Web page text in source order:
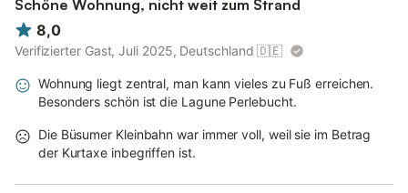
Gastgeber für 22,-- € pro Person gestellt werden (nur
Handtücher: 5,50 € pro Person; nur Bettwäsche: 16,50 € pro
Person). Bitte melden Sie dies vorab beim Schlüsselhalter an.
leider nicht gestattet. Bitte beachten Sie, dass es sich um eine
Nichtraucher-Ferienwohnung handelt.
Schöne Wohnung, nicht weit zum Strand
8,0
Verifizierter Gast, Juli 2025, Deutschland 🇩🇪
Wohnung liegt zentral, man kann vieles zu Fuß erreichen.
Besonders schön ist die Lagune Perlebucht.
Die Büsumer Kleinbahn war immer voll, weil sie im Betrag
der Kurtaxe inbegriffen ist.